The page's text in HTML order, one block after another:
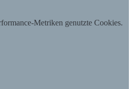
Metriken genutzte Cookies.